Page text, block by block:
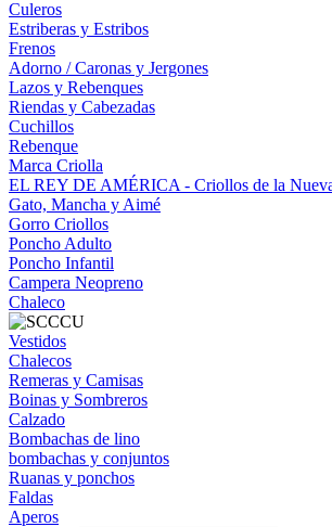
Culeros
Estriberas y Estribos
Frenos
Adorno / Caronas y Jergones
Lazos y Rebenques
Riendas y Cabezadas
Cuchillos
Rebenque
Marca Criolla
EL REY DE AMÉRICA - Criollos de la
Gato, Mancha y Aimé
Gorro Criollos
Poncho Adulto
Poncho Infantil
Campera Neopreno
Chaleco
Vestidos
Chalecos
Remeras y Camisas
Boinas y Sombreros
Calzado
Bombachas de lino
bombachas y conjuntos
Ruanas y ponchos
Faldas
Aperos